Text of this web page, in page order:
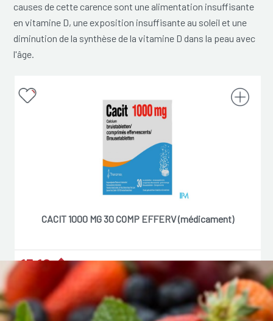
causes de cette carence sont une alimentation insuffisante
en vitamine D, une exposition insuffisante au soleil et une
diminution de la synthèse de la vitamine D dans la peau avec
l'âge.
CACIT 1000 MG 30 COMP EFFERV (médicament)
15,10 �